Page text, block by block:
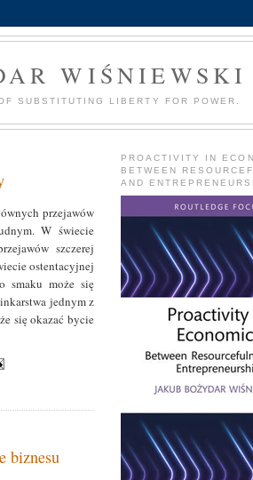
WIŚNIEWSKI
SUBSTITUTING LIBERTY FOR POWER.
przejawów
W świecie
szczerej
ostentacyjnej
smaku może się
jednym z
się okazać bycie
biznesu
PROACTIVITY IN
BETWEEN
AND